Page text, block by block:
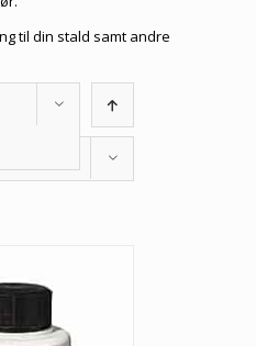
til din stald samt andre